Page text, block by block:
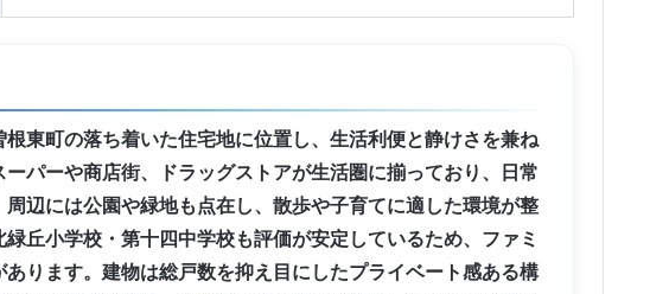
東町の落ち着いた住宅地に位置し、生活利便と静けさを兼ね
パーや商店街、ドラッグストアが生活圏に揃っており、日常
辺には公園や緑地も点在し、散歩や子育てに適した環境が整
丘小学校・第十四中学校も評価が安定しているため、ファミ
あります。建物は総戸数を抑え目にしたプライベート感ある構